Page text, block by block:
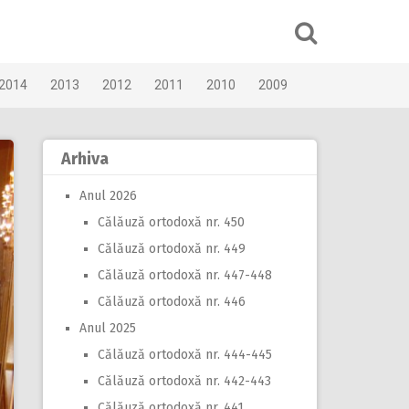
2013 2012 2011 2010 2009
Arhiva
Anul 2026
Călăuză ortodoxă nr. 450
Călăuză ortodoxă nr. 449
Călăuză ortodoxă nr. 447-448
Călăuză ortodoxă nr. 446
Anul 2025
Călăuză ortodoxă nr. 444-445
Călăuză ortodoxă nr. 442-443